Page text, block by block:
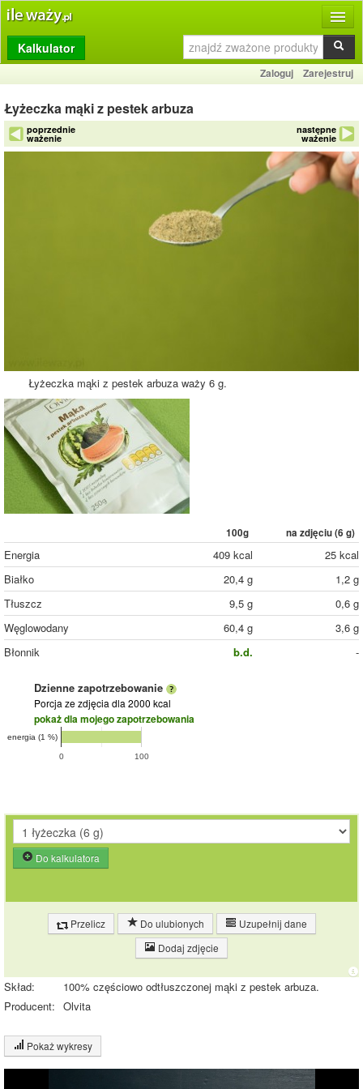
Produkty
Dziennik
Przelicznik
Porównywarka
Kalkulator
Zaloguj Zarejestruj
Łyżeczka mąki z pestek arbuza
poprzednie
ważenie
następne
ważenie
Łyżeczka mąki z pestek arbuza waży 6 g.
100g na zdjęciu (6 g)
Energia 409 kcal
25 kcal
Białko
20,4 g
1,2 g
Tłuszcz
9,5 g
0,6 g
Węglowodany
60,4 g
3,6 g
Błonnik
b.d. -
Dzienne zapotrzebowanie
Porcja ze zdjęcia dla 2000 kcal
pokaż dla mojego zapotrzebowania
0 100
energia (1 %)
Do kalkulatora
Przelicz Do ulubionych
Uzupełnij dane
Dodaj zdjęcie
Skład:
100% częściowo odtłuszczonej mąki z pestek arbuza.
Producent: Olvita
Pokaż wykresy
Wykres składu produktu